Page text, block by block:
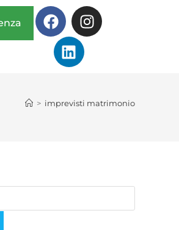
> imprevisti matrimonio